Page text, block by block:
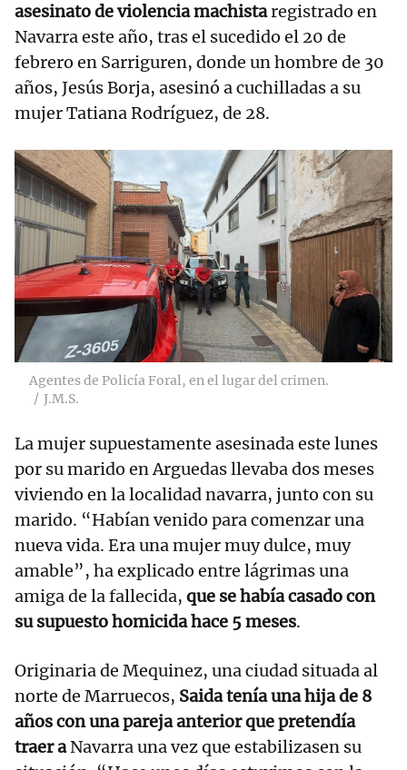
asesinato de violencia machistaregistrado en
Navarra este año, tras el sucedido el 20 de
febrero en Sarriguren, donde un hombre de 30
años, Jesús Borja, asesinó a cuchilladas a su
mujer Tatiana Rodríguez, de 28.
Agentes de Policía Foral, en el lugar del crimen.
J.M.S.
La mujer supuestamente asesinada este lunes
por su marido en Arguedas llevaba dos meses
viviendo en la localidad navarra, junto con su
marido. “Habían venido para comenzar una
nueva vida. Era una mujer muy dulce, muy
amable”, ha explicado entre lágrimas una
amiga de la fallecida, que se había casado con
su supuesto homicida hace 5 meses.
Originaria de Mequinez, una ciudad situada al
norte de Marruecos, Saida tenía una hija de 8
años con una pareja anterior que pretendía
traer aNavarra una vez que estabilizasen su